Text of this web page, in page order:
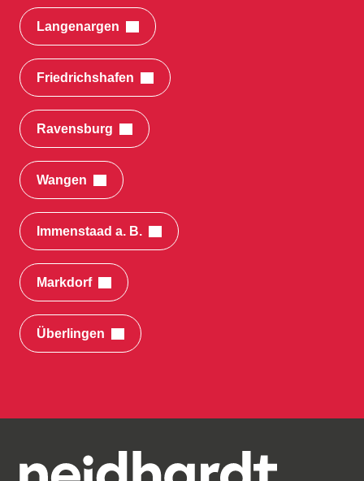
Langenargen
Friedrichshafen
Ravensburg
Wangen
Immenstaad a. B.
Markdorf
Überlingen